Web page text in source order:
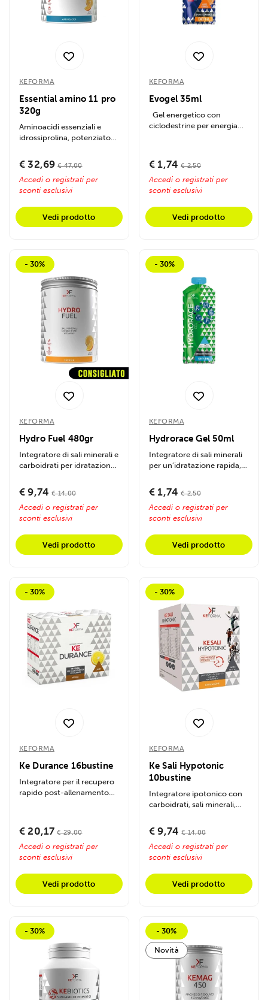
KEFORMA
Essential amino 11 pro
320g
Aminoacidi essenziali e
idrossiprolina, potenziato
la sintesi...
€ 32,69 € 47,00
Accedi o registrati per
sconti esclusivi
Vedi prodotto
KEFORMA
Evogel 35ml
Gel energetico con
ciclodestrine per energia
€ 1,74 € 2,50
Accedi o registrati per
sconti esclusivi
Vedi prodotto
- 30%
KEFORMA
Hydro Fuel 480gr
Integratore di sali minerali e
carboidrati per idratazione
sport....
€ 9,74 € 14,00
Accedi o registrati per
sconti esclusivi
Vedi prodotto
- 30%
KEFORMA
Hydrorace Gel 50ml
Integratore di sali minerali
per un’idratazione rapida,
€ 1,74 € 2,50
Accedi o registrati per
sconti esclusivi
Vedi prodotto
- 30%
KEFORMA
Ke Durance 16bustine
Integratore per il recupero
rapido post-allenamento
€ 20,17 € 29,00
Accedi o registrati per
sconti esclusivi
Vedi prodotto
- 30%
KEFORMA
Ke Sali Hypotonic
10bustine
Integratore ipotonico con
carboidrati, sali minerali,
Reidrata...
€ 9,74 € 14,00
Accedi o registrati per
sconti esclusivi
Vedi prodotto
- 30% - 30%
Novità